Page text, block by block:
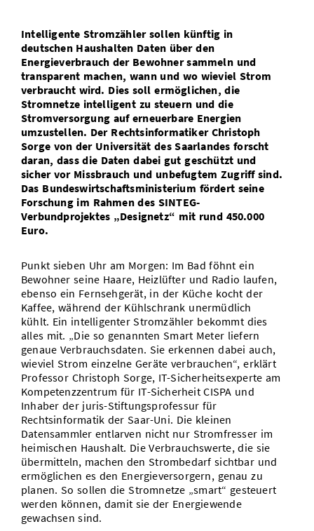
Open Science/Open Access
Zahlen & Fakten
Kontakt
SIC Merchandise
SIC Podcast
Anfahrt
AnsprechpartnerInnen, Personen, Forschungsgruppen
Termine, Vorträge und Veranstaltungen
Alumni
Intelligente Stromzähler sollen künftig in
deutschen Haushalten Daten über den
Energieverbrauch der Bewohner sammeln und
transparent machen, wann und wo wieviel Strom
verbraucht wird. Dies soll ermöglichen, die
Stromnetze intelligent zu steuern und die
Stromversorgung auf erneuerbare Energien
umzustellen. Der Rechtsinformatiker Christoph
Sorge von der Universität des Saarlandes forscht
daran, dass die Daten dabei gut geschützt und
sicher vor Missbrauch und unbefugtem Zugriff sind.
Das Bundeswirtschaftsministerium fördert seine
Forschung im Rahmen des SINTEG-
Verbundprojektes „Designetz“ mit rund 450.000
Euro.
Punkt sieben Uhr am Morgen: Im Bad föhnt ein
Bewohner seine Haare, Heizlüfter und Radio laufen,
ebenso ein Fernsehgerät, in der Küche kocht der
Kaffee, während der Kühlschrank unermüdlich
kühlt. Ein intelligenter Stromzähler bekommt dies
alles mit. „Die so genannten Smart Meter liefern
genaue Verbrauchsdaten. Sie erkennen dabei auch,
wieviel Strom einzelne Geräte verbrauchen“, erklärt
Professor Christoph Sorge, IT-Sicherheitsexperte am
Kompetenzzentrum für IT-Sicherheit CISPA und
Inhaber der juris-Stiftungsprofessur für
Rechtsinformatik der Saar-Uni. Die kleinen
Datensammler entlarven nicht nur Stromfresser im
heimischen Haushalt. Die Verbrauchswerte, die sie
übermitteln, machen den Strombedarf sichtbar und
ermöglichen es den Energieversorgern, genau zu
planen. So sollen die Stromnetze „smart“ gesteuert
werden können, damit sie der Energiewende
gewachsen sind.